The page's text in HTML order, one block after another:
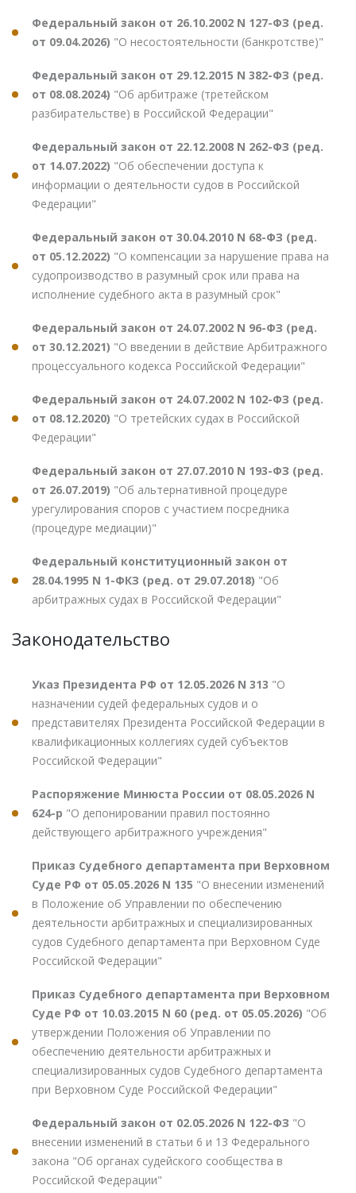
Федеральный закон от 26.10.2002 N 127-ФЗ (ред.
от 09.04.2026) "О несостоятельности (банкротстве)"
Федеральный закон от 29.12.2015 N 382-ФЗ (ред.
от 08.08.2024) "Об арбитраже (третейском
разбирательстве) в Российской Федерации"
Федеральный закон от 22.12.2008 N 262-ФЗ (ред.
от 14.07.2022) "Об обеспечении доступа к
информации о деятельности судов в Российской
Федерации"
Федеральный закон от 30.04.2010 N 68-ФЗ (ред.
от 05.12.2022) "О компенсации за нарушение права на
судопроизводство в разумный срок или права на
исполнение судебного акта в разумный срок"
Федеральный закон от 24.07.2002 N 96-ФЗ (ред.
от 30.12.2021) "О введении в действие Арбитражного
процессуального кодекса Российской Федерации"
Федеральный закон от 24.07.2002 N 102-ФЗ (ред.
от 08.12.2020) "О третейских судах в Российской
Федерации"
Федеральный закон от 27.07.2010 N 193-ФЗ (ред.
от 26.07.2019) "Об альтернативной процедуре
урегулирования споров с участием посредника
(процедуре медиации)"
Федеральный конституционный закон от
28.04.1995 N 1-ФКЗ (ред. от 29.07.2018) "Об
арбитражных судах в Российской Федерации"
Законодательство
Указ Президента РФ от 12.05.2026 N 313 "О
назначении судей федеральных судов и о
представителях Президента Российской Федерации в
квалификационных коллегиях судей субъектов
Российской Федерации"
Распоряжение Минюста России от 08.05.2026 N
624-р "О депонировании правил постоянно
действующего арбитражного учреждения"
Приказ Судебного департамента при Верховном
Суде РФ от 05.05.2026 N 135 "О внесении изменений
в Положение об Управлении по обеспечению
деятельности арбитражных и специализированных
судов Судебного департамента при Верховном Суде
Российской Федерации"
Приказ Судебного департамента при Верховном
Суде РФ от 10.03.2015 N 60 (ред. от 05.05.2026) "Об
утверждении Положения об Управлении по
обеспечению деятельности арбитражных и
специализированных судов Судебного департамента
при Верховном Суде Российской Федерации"
Федеральный закон от 02.05.2026 N 122-ФЗ "О
внесении изменений в статьи 6 и 13 Федерального
закона "Об органах судейского сообщества в
Российской Федерации"